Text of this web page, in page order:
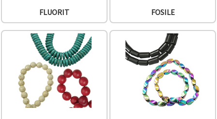
FLUORIT FOSILE